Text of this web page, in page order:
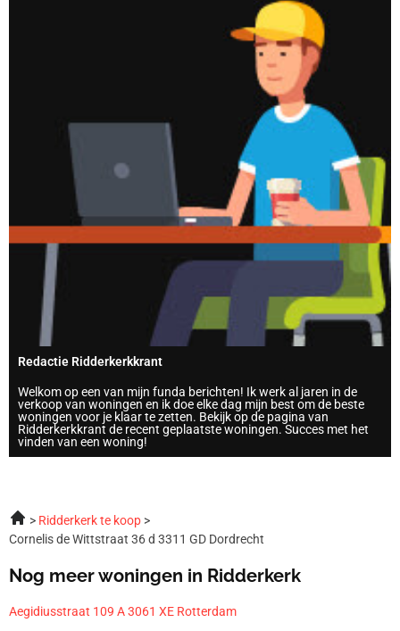
Redactie Ridderkerkkrant
Welkom op een van mijn funda berichten! Ik werk al jaren in de
verkoop van woningen en ik doe elke dag mijn best om de beste
woningen voor je klaar te zetten. Bekijk op de pagina van
Ridderkerkkrant de recent geplaatste woningen. Succes met het
vinden van een woning!
Ridderkerk te koop
Cornelis de Wittstraat 36 d 3311 GD Dordrecht
Nog meer woningen in Ridderkerk
Aegidiusstraat 109 A 3061 XE Rotterdam